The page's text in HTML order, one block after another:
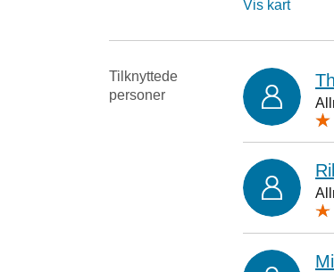
Vis kart
Tilknyttede
personer